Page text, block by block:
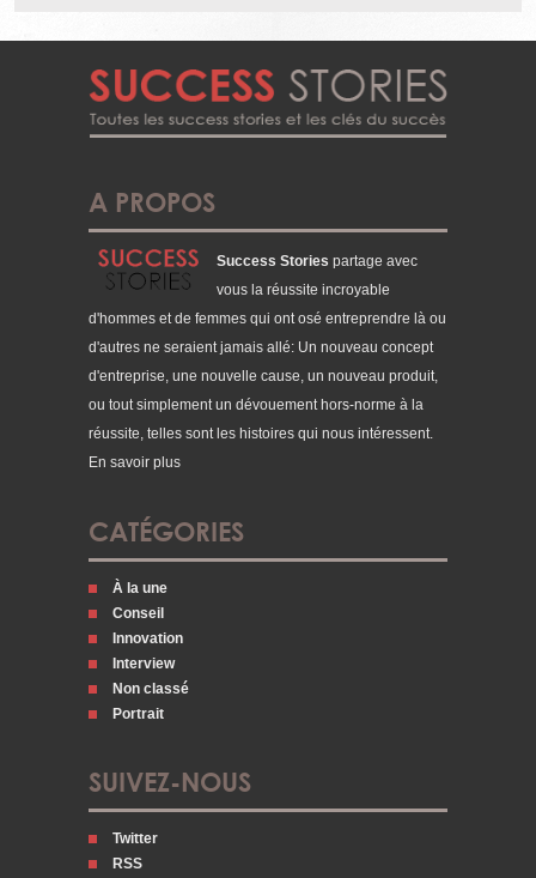
A PROPOS
Success Stories partage avec
vous la réussite incroyable
d'hommes et de femmes qui ont osé entreprendre là ou
d'autres ne seraient jamais allé: Un nouveau concept
d'entreprise, une nouvelle cause, un nouveau produit,
ou tout simplement un dévouement hors-norme à la
réussite, telles sont les histoires qui nous intéressent.
En savoir plus
CATÉGORIES
À la une
Conseil
Innovation
Interview
Non classé
Portrait
SUIVEZ-NOUS
Twitter
RSS